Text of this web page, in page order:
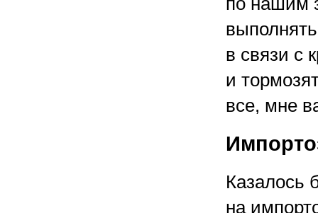
в связи с
и
все, мне
Казалось
на